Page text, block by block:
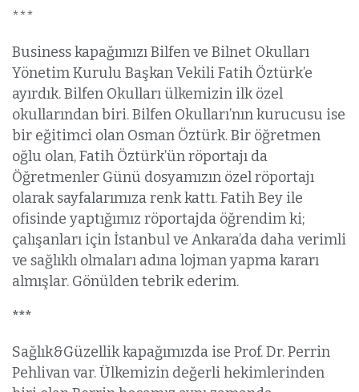
***
Business kapağımızı Bilfen ve Bilnet Okulları
Yönetim Kurulu Başkan Vekili Fatih Öztürk’e
ayırdık. Bilfen Okulları ülkemizin ilk özel
okullarından biri. Bilfen Okulları’nın kurucusu ise
bir eğitimci olan Osman Öztürk. Bir öğretmen
oğlu olan, Fatih Öztürk’ün röportajı da
Öğretmenler Günü dosyamızın özel röportajı
olarak sayfalarımıza renk kattı. Fatih Bey ile
ofisinde yaptığımız röportajda öğrendim ki;
çalışanları için İstanbul ve Ankara’da daha verimli
ve sağlıklı olmaları adına lojman yapma kararı
almışlar. Gönülden tebrik ederim.
***
Sağlık&Güzellik kapağımızda ise Prof. Dr. Perrin
Pehlivan var. Ülkemizin değerli hekimlerinden